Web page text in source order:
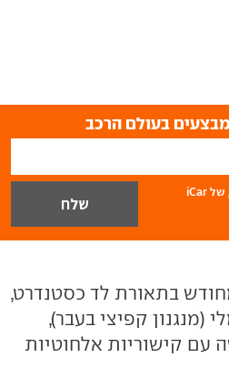
בעולם הרכב
של iCar
בתאורת לד כסטנדרט,
(מנגנון קפיצי בעבר),
עם קישוריות אלחוטיות